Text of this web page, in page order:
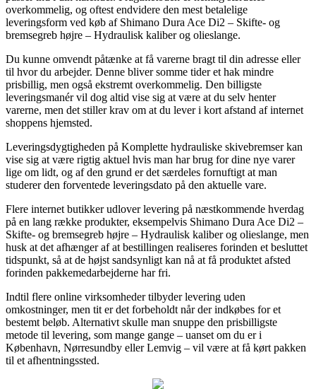
overkommelig, og oftest endvidere den mest betalelige
leveringsform ved køb af Shimano Dura Ace Di2 – Skifte- og
bremsegreb højre – Hydraulisk kaliber og olieslange.
Du kunne omvendt påtænke at få varerne bragt til din adresse eller
til hvor du arbejder. Denne bliver somme tider et hak mindre
prisbillig, men også ekstremt overkommelig. Den billigste
leveringsmanér vil dog altid vise sig at være at du selv henter
varerne, men det stiller krav om at du lever i kort afstand af internet
shoppens hjemsted.
Leveringsdygtigheden på Komplette hydrauliske skivebremser kan
vise sig at være rigtig aktuel hvis man har brug for dine nye varer
lige om lidt, og af den grund er det særdeles fornuftigt at man
studerer den forventede leveringsdato på den aktuelle vare.
Flere internet butikker udlover levering på næstkommende hverdag
på en lang række produkter, eksempelvis Shimano Dura Ace Di2 –
Skifte- og bremsegreb højre – Hydraulisk kaliber og olieslange, men
husk at det afhænger af at bestillingen realiseres forinden et besluttet
tidspunkt, så at de højst sandsynligt kan nå at få produktet afsted
forinden pakkemedarbejderne har fri.
Indtil flere online virksomheder tilbyder levering uden
omkostninger, men tit er det forbeholdt når der indkøbes for et
bestemt beløb. Alternativt skulle man snuppe den prisbilligste
metode til levering, som mange gange – uanset om du er i
København, Nørresundby eller Lemvig – vil være at få kørt pakken
til et afhentningssted.